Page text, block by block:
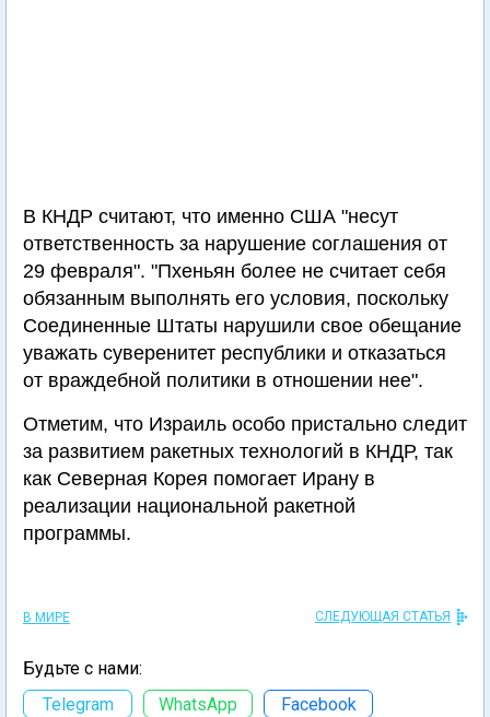
В КНДР считают, что именно США "несут
ответственность за нарушение соглашения от
29 февраля". "Пхеньян более не считает себя
обязанным выполнять его условия, поскольку
Соединенные Штаты нарушили свое обещание
уважать суверенитет республики и отказаться
от враждебной политики в отношении нее".
Отметим, что Израиль особо пристально следит
за развитием ракетных технологий в КНДР, так
как Северная Корея помогает Ирану в
реализации национальной ракетной
программы.
В МИРЕ СЛЕДУЮЩАЯ СТАТЬЯ
Будьте с нами:
Telegram
WhatsApp Facebook